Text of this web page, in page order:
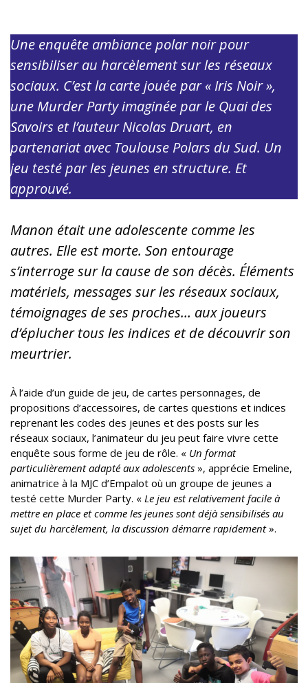
Une enquête ambiance polar noir pour
sensibiliser au harcèlement sur les réseaux
sociaux. C’est la carte jouée par « Iris Noir »,
une Murder Party imaginée par le Quai des
Savoirs et l’auteur Nicolas Druart, en
partenariat avec Toulouse Polars du Sud. Un
jeu testé par les jeunes en structure. Et
approuvé.
Manon était une adolescente comme les
autres. Elle est morte. Son entourage
s’interroge sur la cause de son décès. Éléments
matériels, messages sur les réseaux sociaux,
témoignages de ses proches… aux joueurs
d’éplucher tous les indices et de découvrir son
meurtrier.
À l’aide d’un guide de jeu, de cartes personnages, de
propositions d’accessoires, de cartes questions et indices
reprenant les codes des jeunes et des posts sur les
réseaux sociaux, l’animateur du jeu peut faire vivre cette
enquête sous forme de jeu de rôle. « Un format
particulièrement adapté aux adolescents », apprécie Emeline,
animatrice à la MJC d’Empalot où un groupe de jeunes a
testé cette Murder Party. « Le jeu est relativement facile à
mettre en place et comme les jeunes sont déjà sensibilisés au
sujet du harcèlement, la discussion démarre rapidement».